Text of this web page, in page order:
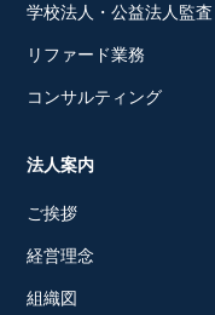
学校法人・公益法人監査
リファード業務
コンサルティング
法人案内
ご挨拶
経営理念
組織図